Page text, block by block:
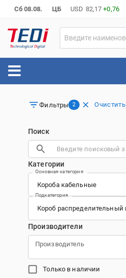
Сб 08.08. ЦБ USD 82,17 +0,76
Фильтры 2 Очистить
Поиск
Категории
Основная категория
Подкатегория
Производители
Производитель
Только в наличии